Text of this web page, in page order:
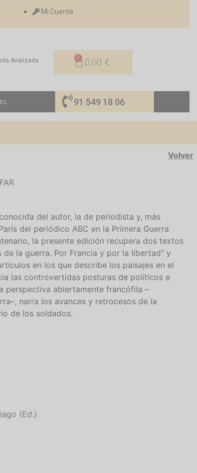
Mi Cuenta
Avanzada 0,00 €
0
91 549 18 06
Volver
del autor, la de periodista y, más
del periódico ABC en la Primera Guerra
la presente edición recupera dos textos
la guerra. Por Francia y por la libertad" y
en los que describe los paisajes en el
las controvertidas posturas de políticos e
perspectiva abiertamente francófila –
narra los avances y retrocesos de la
de los soldados.
(Ed.)